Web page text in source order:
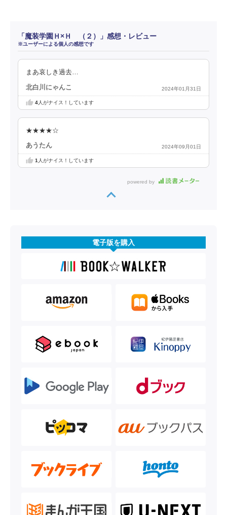
「魔装学園Ｈ×Ｈ （２）」感想・レビュー
※ユーザーによる個人の感想です
まあ哀しき過去…
北白川にゃんこ 2024年01月31日
4人がナイス！しています
★★★★☆
あうたん 2024年09月01日
1人がナイス！しています
powered by
電子版を購入